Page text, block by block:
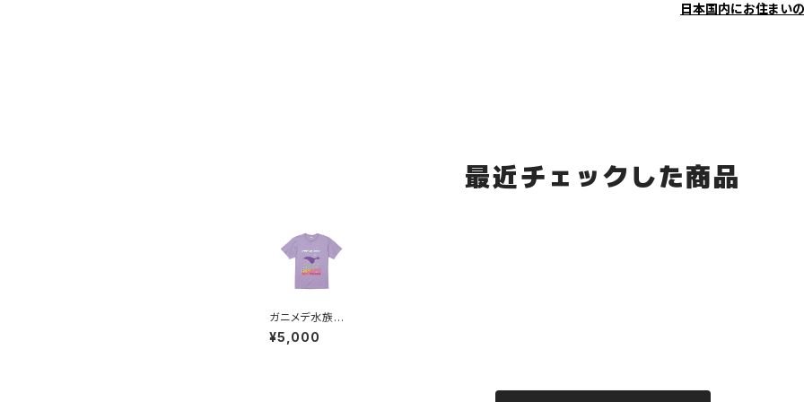
日本国内にお住まい
最近チェックした商品
ガニメデ水族館
｜竹内泰人
¥5,000